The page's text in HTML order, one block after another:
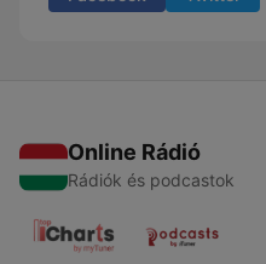
Online Rádió
Rádiók és podcastok